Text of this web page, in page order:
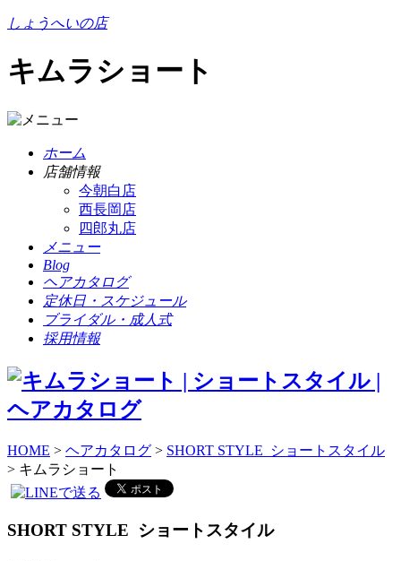
しょうへいの店
キムラショート
ホーム
店舗情報
今朝白店
西長岡店
四郎丸店
メニュー
Blog
ヘアカタログ
定休日・スケジュール
ブライダル・成人式
採用情報
HOME > ヘアカタログ > SHORT STYLE ショートスタイル
> キムラショート
SHORT STYLE ショートスタイル